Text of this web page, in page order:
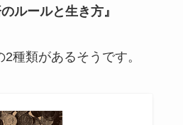
ルールと生き方』
種類があるそうです。